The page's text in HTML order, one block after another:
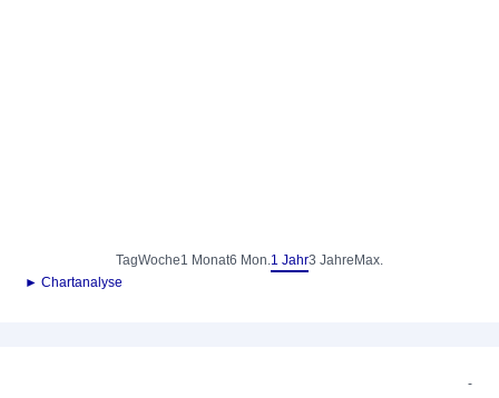
TagWoche1 Monat6 Mon.1 Jahr3 Jahre Max.
► Chartanalyse
-